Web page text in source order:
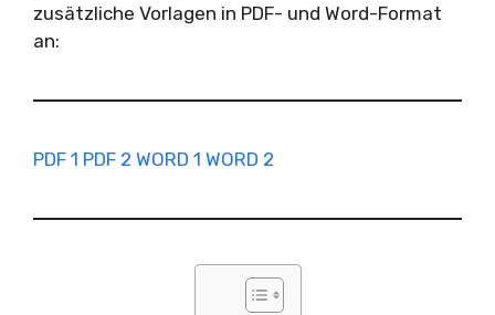
zusätzliche Vorlagen in PDF- und Word-Format
an:
PDF 1 PDF 2 WORD 1 WORD 2